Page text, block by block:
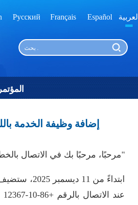
Русский Français Español العربية
إضافة وظيفة الخدمة باللغة
"مرحبًا، مرحبًا بك في الاتصال بالخط الساخن 12367 للهيئة